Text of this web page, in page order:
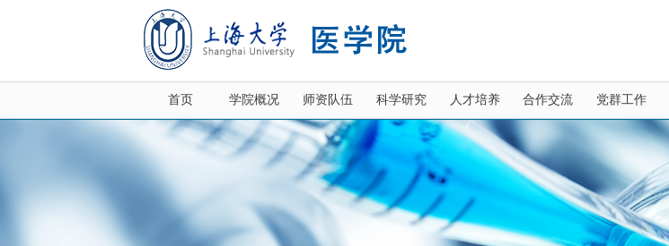
首页 学院概况 师资队伍 科学研究 人才培养 合作交流 党群工作